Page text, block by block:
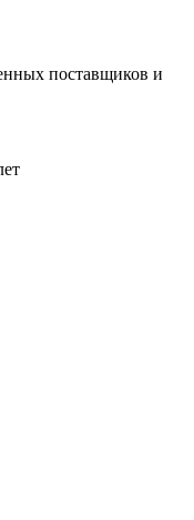
поставщиков и